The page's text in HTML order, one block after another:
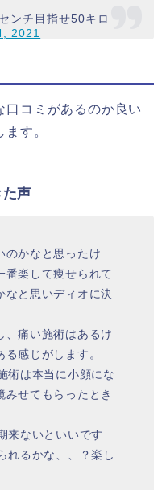
ンチ目指せ50キロ
2021
口コミがあるのか良い
す。
た声
のかなと思ったけ
番楽して痩せられて
なと思いディオに決
、痛い施術はあるけ
感じがします。
術は本当に小顔にな
みせてもらったとき
来ないといいです
れるかな、、？楽し